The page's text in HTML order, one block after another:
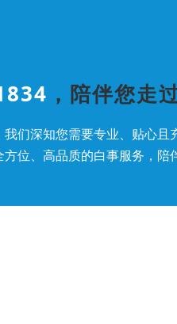
，陪伴您走
们深知您需要专业、贴心
位、高品质的白事服务，陪